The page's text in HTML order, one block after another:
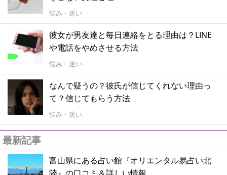
悩み・迷い
彼女が男友達と毎日連絡をとる理由は？LINE
や電話をやめさせる方法
悩み・迷い
なんで疑うの？彼氏が信じてくれない理由っ
て？信じてもらう方法
悩み・迷い
最新記事
富山県にある占い館『オリエンタル易占い北